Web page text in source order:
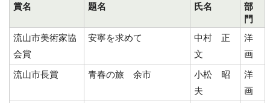
賞名 題名 氏名
部
門
流山市美術家協
会賞
安寧を求めて
中村 正
文
洋
画
流山市長賞
青春の旅 余市
小松 昭
夫
洋
画